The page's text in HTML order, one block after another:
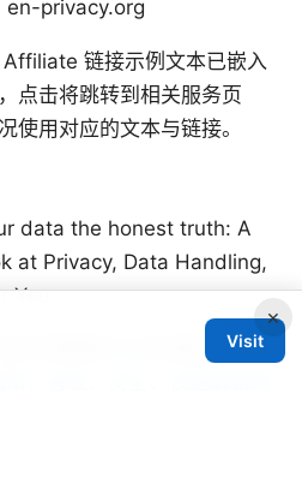
en-privacy.org
链接示例文本已嵌入
点击将跳转到相关服务页
使用对应的文本与链接。
data the honest truth: A
at Privacy, Data Handling,
You
的完整解析与实现要点 一元
，省钱、安全、快速解锁网
×
Visit